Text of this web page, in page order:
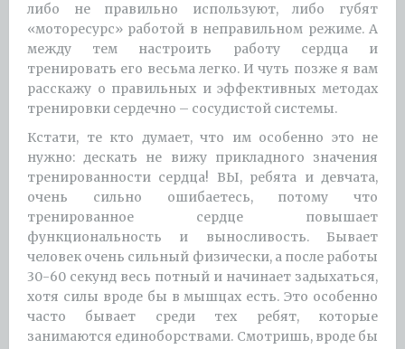
либо не правильно используют, либо губят
«моторесурс» работой в неправильном режиме. А
между тем настроить работу сердца и
тренировать его весьма легко. И чуть позже я вам
расскажу о правильных и эффективных методах
тренировки сердечно – сосудистой системы.
Кстати, те кто думает, что им особенно это не
нужно: дескать не вижу прикладного значения
тренированности сердца! ВЫ, ребята и девчата,
очень сильно ошибаетесь, потому что
тренированное сердце повышает
функциональность и выносливость. Бывает
человек очень сильный физически, а после работы
30-60 секунд весь потный и начинает задыхаться,
хотя силы вроде бы в мышцах есть. Это особенно
часто бывает среди тех ребят, которые
занимаются единоборствами. Смотришь, вроде бы